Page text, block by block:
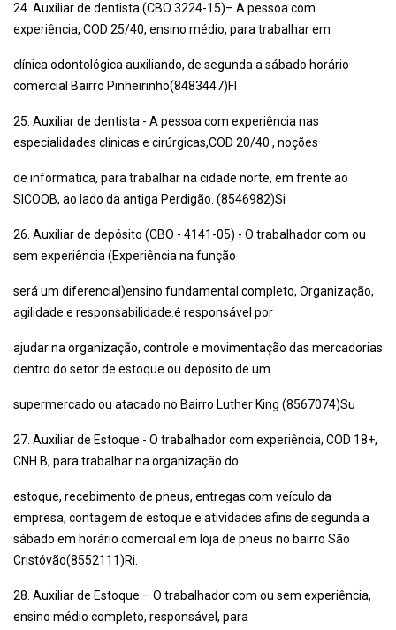
24. Auxiliar de dentista (CBO 3224-15)– A pessoa com
experiência, COD 25/40, ensino médio, para trabalhar em
clínica odontológica auxiliando, de segunda a sábado horário
comercial Bairro Pinheirinho(8483447)Fl
25. Auxiliar de dentista - A pessoa com experiência nas
especialidades clínicas e cirúrgicas,COD 20/40 , noções
de informática, para trabalhar na cidade norte, em frente ao
SICOOB, ao lado da antiga Perdigão. (8546982)Si
26. Auxiliar de depósito (CBO - 4141-05) - O trabalhador com ou
sem experiência (Experiência na função
será um diferencial)ensino fundamental completo, Organização,
agilidade e responsabilidade.é responsável por
ajudar na organização, controle e movimentação das mercadorias
dentro do setor de estoque ou depósito de um
supermercado ou atacado no Bairro Luther King (8567074)Su
27. Auxiliar de Estoque - O trabalhador com experiência, COD 18+,
CNH B, para trabalhar na organização do
estoque, recebimento de pneus, entregas com veículo da
empresa, contagem de estoque e atividades afins de segunda a
sábado em horário comercial em loja de pneus no bairro São
Cristóvão(8552111)Ri.
28. Auxiliar de Estoque – O trabalhador com ou sem experiência,
ensino médio completo, responsável, para